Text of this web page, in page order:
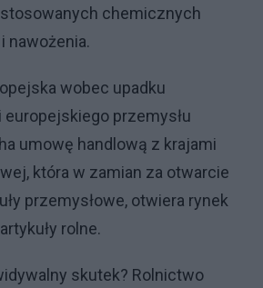
chemicznych
nawożenia.
wobec upadku
przemysłu
umowę handlową z krajami
która w zamian za otwarcie
przemysłowe, otwiera rynek
rolne.
skutek? Rolnictwo